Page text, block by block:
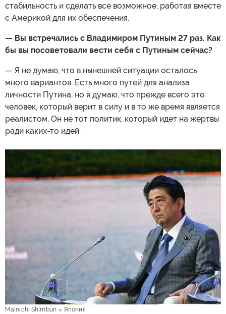
стабильность и сделать все возможное, работая вместе
с Америкой для их обеспечения.
— Вы встречались с Владимиром Путиным 27 раз. Как
бы вы посоветовали вести себя с Путиным сейчас?
— Я не думаю, что в нынешней ситуации осталось
много вариантов. Есть много путей для анализа
личности Путина, но я думаю, что прежде всего это
человек, который верит в силу и в то же время является
реалистом. Он не тот политик, который идет на жертвы
ради каких-то идей.
Mainichi Shimbun Япония